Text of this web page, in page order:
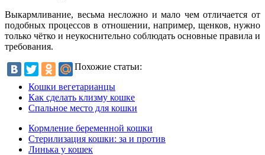
Выкармливание, весьма несложно и мало чем отличается от
подобных процессов в отношении, например, щенков, нужно
только чётко и неукоснительно соблюдать основные правила и
требования.
Похожие статьи:
Кошки вегетарианцы
Как сделать клизму кошке
Спальное место для кошки
Кормление беременной кошки
Стерилизация кошки: за и против
Линька у кошек